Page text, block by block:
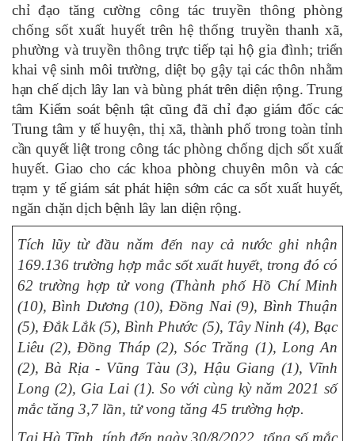
chỉ đạo tăng cường công tác truyền thông phòng
chống sốt xuất huyết trên hệ thống truyền thanh xã,
phường và truyền thông trực tiếp tại hộ gia đình; triển
khai vệ sinh môi trường, diệt bọ gậy tại các thôn nhằm
hạn chế dịch lây lan và bùng phát trên diện rộng. Trung
tâm Kiểm soát bệnh tật cũng đã chỉ đạo giám đốc các
Trung tâm y tế huyện, thị xã, thành phố trong toàn tỉnh
cần quyết liệt trong công tác phòng chống dịch sốt xuất
huyết. Giao cho các khoa phòng chuyên môn và các
trạm y tế giám sát phát hiện sớm các ca sốt xuất huyết,
ngăn chặn dịch bệnh lây lan diện rộng.
Tích lũy từ đầu năm đến nay cả nước ghi nhận
169.136 trường hợp mắc sốt xuất huyết, trong đó có
62 trường hợp tử vong (Thành phố Hồ Chí Minh
(10), Bình Dương (10), Đồng Nai (9), Bình Thuận
(5), Đắk Lắk (5), Bình Phước (5), Tây Ninh (4), Bạc
Liêu (2), Đồng Tháp (2), Sóc Trăng (1), Long An
(2), Bà Rịa - Vũng Tàu (3), Hậu Giang (1), Vĩnh
Long (2), Gia Lai (1). So với cùng kỳ năm 2021 số
mắc tăng 3,7 lần, tử vong tăng 45 trường hợp.
Tại Hà Tĩnh, tính đến ngày 30/8/2022, tổng số mắc